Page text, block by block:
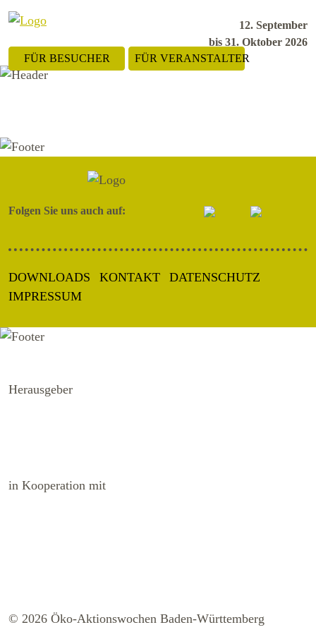
FÜR BESUCHER FÜR VERANSTALTER
12. September
bis 31. Oktober 2026
Folgen Sie uns auch auf:
DOWNLOADS KONTAKT
DATENSCHUTZ
IMPRESSUM
Herausgeber
in Kooperation mit
© 2026 Öko-Aktionswochen Baden-Württemberg